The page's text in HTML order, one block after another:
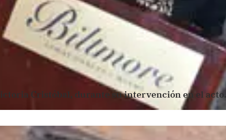
Cristóbal, durante su intervención en el acto.